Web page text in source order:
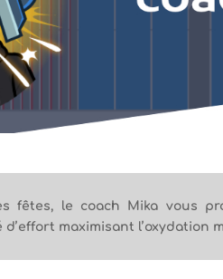
fêtes, le coach Mika vous
d’effort maximisant l’oxydation